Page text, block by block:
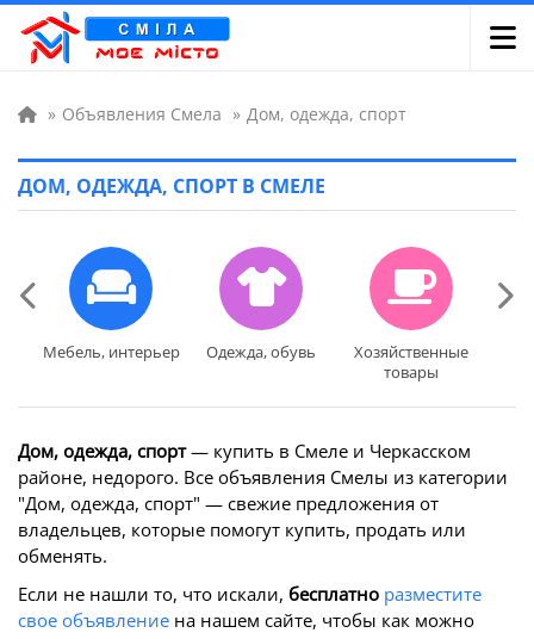
» Объявления Смела » Дом, одежда, спорт
ДОМ, ОДЕЖДА, СПОРТ В СМЕЛЕ
Мебель, интерьер
Мебель, интерьер Одежда, обувь
Одежда, обувь
Хозяйственные
товары
Хозяйственные
товары
Дом, одежда, спорт— купить в Смеле и Черкасском
районе, недорого. Все объявления Смелы из категории
"Дом, одежда, спорт" — свежие предложения от
владельцев, которые помогут купить, продать или
обменять.
Если не нашли то, что искали, бесплатно разместите
свое объявление на нашем сайте, чтобы как можно